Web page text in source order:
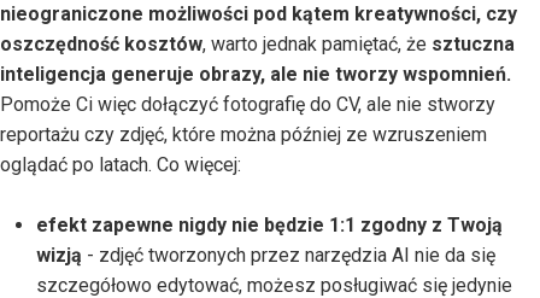
nieograniczone możliwości pod kątem kreatywności, czy
oszczędność kosztów, warto jednak pamiętać, że sztuczna
inteligencja generuje obrazy, ale nie tworzy wspomnień.
Pomoże Ci więc dołączyć fotografię do CV, ale nie stworzy
reportażu czy zdjęć, które można później ze wzruszeniem
oglądać po latach. Co więcej:
efekt zapewne nigdy nie będzie 1:1 zgodny z Twoją
wizją - zdjęć tworzonych przez narzędzia AI nie da się
szczegółowo edytować, możesz posługiwać się jedynie